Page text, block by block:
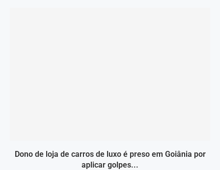
Dono de loja de carros de luxo é preso em Goiânia por
aplicar golpes...